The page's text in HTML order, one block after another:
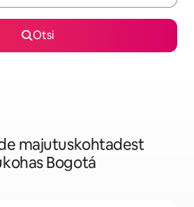
Otsi
majutuskohtadest
Bogotá